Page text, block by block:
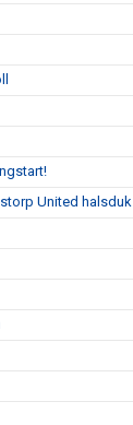
United halsduk